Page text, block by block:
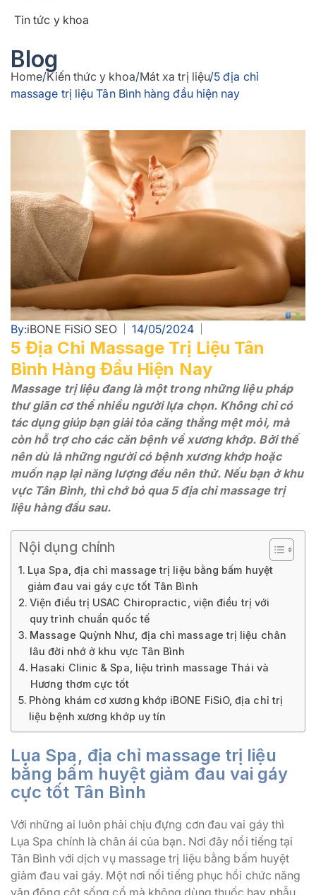
Tin tức y khoa
Blog
Home/Kiến thức y khoa/Mát xa trị liệu/5 địa chỉ
massage trị liệu Tân Bình hàng đầu hiện nay
By:iBONE FiSiO SEO 14/05/2024
5 Địa Chỉ Massage Trị Liệu Tân
Bình Hàng Đầu Hiện Nay
Massage trị liệu đang là một trong những liệu pháp
thư giãn cơ thể nhiều người lựa chọn. Không chỉ có
tác dụng giúp bạn giải tỏa căng thẳng mệt mỏi, mà
còn hỗ trợ cho các căn bệnh về xương khớp. Bởi thế
nên dù là những người có bệnh xương khớp hoặc
muốn nạp lại năng lượng đều nên thử. Nếu bạn ở khu
vực Tân Bình, thì chớ bỏ qua 5 địa chỉ massage trị
liệu hàng đầu sau.
Nội dụng chính
Lụa Spa, địa chỉ massage trị liệu bằng bấm huyệt
giảm đau vai gáy cực tốt Tân Bình
Viện điều trị USAC Chiropractic, viện điều trị với
quy trình chuẩn quốc tế
Massage Quỳnh Như, địa chỉ massage trị liệu chân
lâu đời nhớ ở khu vực Tân Bình
Hasaki Clinic & Spa, liệu trình massage Thái và
Hương thơm cực tốt
Phòng khám cơ xương khớp iBONE FiSiO, địa chỉ trị
liệu bệnh xương khớp uy tín
Lụa Spa, địa chỉ massage trị liệu
bằng bấm huyệt giảm đau vai gáy
cực tốt Tân Bình
Với những ai luôn phải chịu đựng cơn đau vai gáy thì
Lụa Spa chính là chân ái của bạn. Nơi đây nổi tiếng tại
Tân Bình với dịch vụ massage trị liệu bằng bấm huyệt
giảm đau vai gáy. Một nơi nổi tiếng phục hồi chức năng